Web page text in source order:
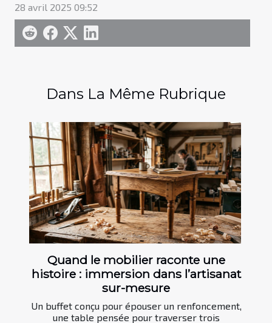
28 avril 2025 09:52
Dans La Même Rubrique
Quand le mobilier raconte une
histoire : immersion dans l’artisanat
sur-mesure
Un buffet conçu pour épouser un renfoncement,
une table pensée pour traverser trois